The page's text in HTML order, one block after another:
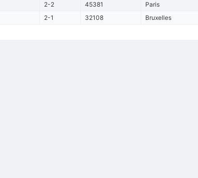
2-2 45381 Paris
2-1 32108 Bruxelles